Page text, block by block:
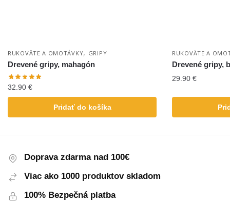
RUKOVÄTE A OMOTÁVKY, GRIPY
Drevené gripy, mahagón
32.90 €
Pridať do košíka
RUKOVÄTE A
Drevené gripy,
29.90 €
Doprava zdarma nad 100€
Viac ako 1000 produktov skladom
100% Bezpečná platba